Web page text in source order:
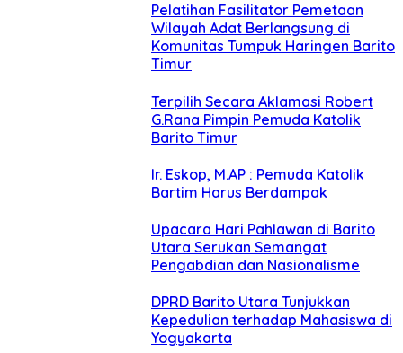
Pelatihan Fasilitator Pemetaan
Wilayah Adat Berlangsung di
Komunitas Tumpuk Haringen Barito
Timur
Terpilih Secara Aklamasi Robert
G.Rana Pimpin Pemuda Katolik
Barito Timur
Ir. Eskop, M.AP : Pemuda Katolik
Bartim Harus Berdampak
Upacara Hari Pahlawan di Barito
Utara Serukan Semangat
Pengabdian dan Nasionalisme
DPRD Barito Utara Tunjukkan
Kepedulian terhadap Mahasiswa di
Yogyakarta